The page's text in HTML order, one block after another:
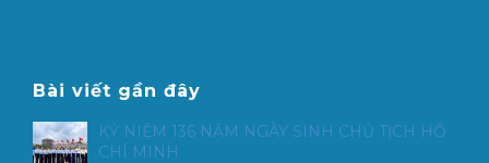
Bài viết gần đây
KỶ NIỆM 136 NĂM NGÀY SINH CHỦ TỊCH HỒ
CHÍ MINH